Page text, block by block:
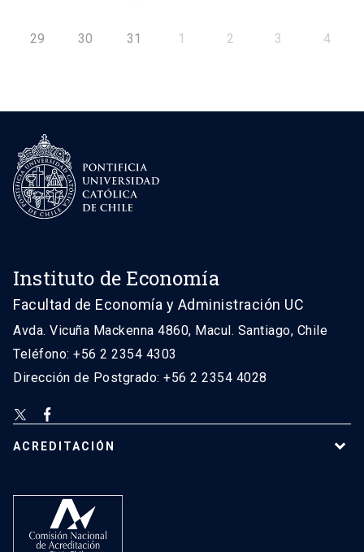
29 30 31 1 2 3 4
Instituto de Economía
Facultad de Economía y Administración UC
Avda. Vicuña Mackenna 4860, Macul. Santiago, Chile
Teléfono: +56 2 2354 4303
Dirección de Postgrado: +56 2 2354 4028
ACREDITACIÓN